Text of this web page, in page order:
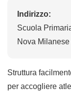
Indirizzo:
Scuola
Nova
Struttura
per accogliere